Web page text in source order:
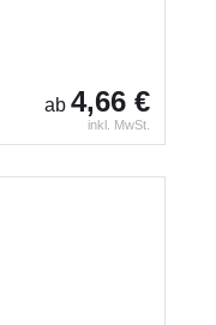
ab 4,66 €
inkl. MwSt.